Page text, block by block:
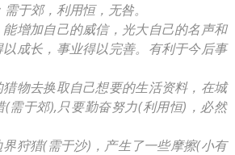
郊，利用恒，无咎。
增加自己的威信，光大自己的名声和
成长，事业得以完善。有利于今后事
物去换取自己想要的生活资料，在城
(需于郊),只要勤奋努力(利用恒)，必然
狩猎(需于沙)，产生了一些摩擦(小有